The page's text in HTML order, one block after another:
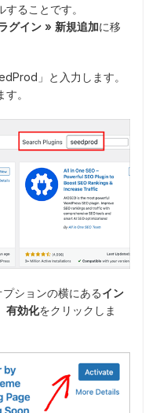
ることです。
グイン » 新規追加に移
」と入力します。
。
プションの横にあるイン
有効化をクリックしま